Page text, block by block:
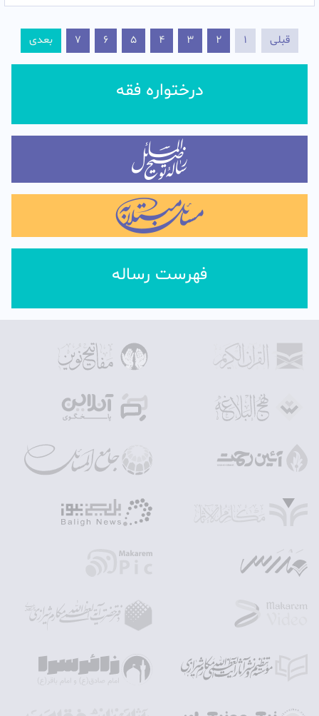
قبلی 1
2
3
4
5
6
7 بعدی
درختواره فقه
فهرست رساله